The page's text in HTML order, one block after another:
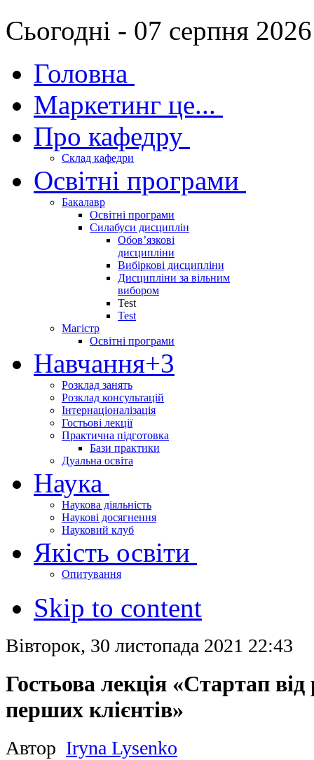
Сьогодні - 07 серпня
Головна
Маркетинг це...
Про кафедру
Склад кафедри
Освітні програми
Бакалавр
Освітні програми
Силабуси дисциплін
Обов’язкові
дисципліни
Вибіркові дисципліни
Дисципліни за вільним
вибором
Test
Test
Магістр
Освітні програми
Навчання+3
Розклад занять
Розклад консультацій
Інтернаціоналізація
Гостьові лекції
Практична підготовка
Бази практики
Дуальна освіта
Наука
Наукова діяльність
Наукові досягнення
Науковий клуб
Якість освіти
Опитування
Skip to content
Вівторок, 30 листопада 2021 22:43
Гостьова лекція «Стартап
перших клієнтів»
Автор Iryna Lysenko